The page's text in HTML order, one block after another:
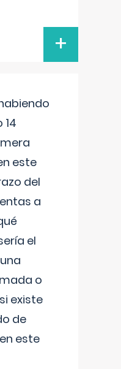
+
este
del
a
el
o
existe
de
este